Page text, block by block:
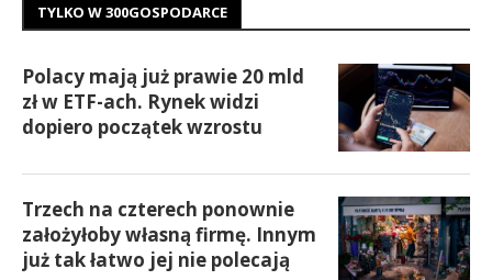
TYLKO W 300GOSPODARCE
Polacy mają już prawie 20 mld
zł w ETF-ach. Rynek widzi
dopiero początek wzrostu
Trzech na czterech ponownie
założyłoby własną firmę. Innym
już tak łatwo jej nie polecają